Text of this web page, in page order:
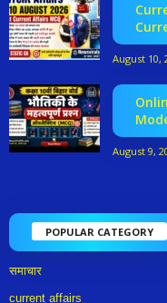
August 10,
August 9,
POPULAR CATEGORY
समाचार
current affairs